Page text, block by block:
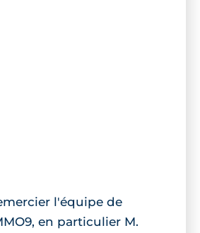
l'équipe de
en particulier M.